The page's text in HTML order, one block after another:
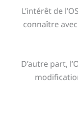
L’intérêt de
connaître
D’autre part,